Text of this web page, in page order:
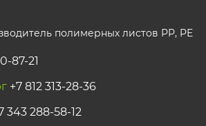
полимерных листов РР, PE
87-21
+7 812 313-28-36
343 288-58-12